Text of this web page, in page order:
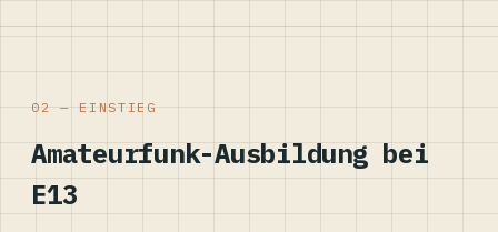
02 — EINSTIEG
Amateurfunk-Ausbildung bei
E13